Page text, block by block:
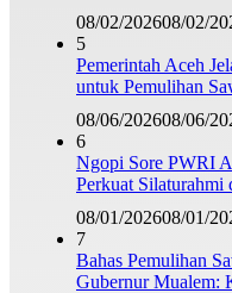
08/02/202608/02/
5
Pemerintah Aceh
untuk Pemulihan
08/06/202608/06/
6
Ngopi Sore PWRI
Perkuat Silaturahmi
08/01/202608/01/
7
Bahas Pemulihan
Gubernur Mualem: